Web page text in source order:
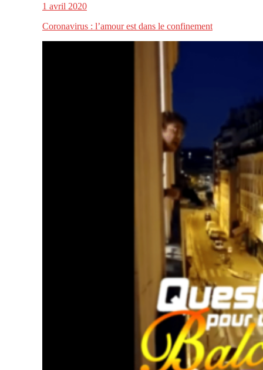
1 avril 2020
Coronavirus : l’amour est dans le confinement